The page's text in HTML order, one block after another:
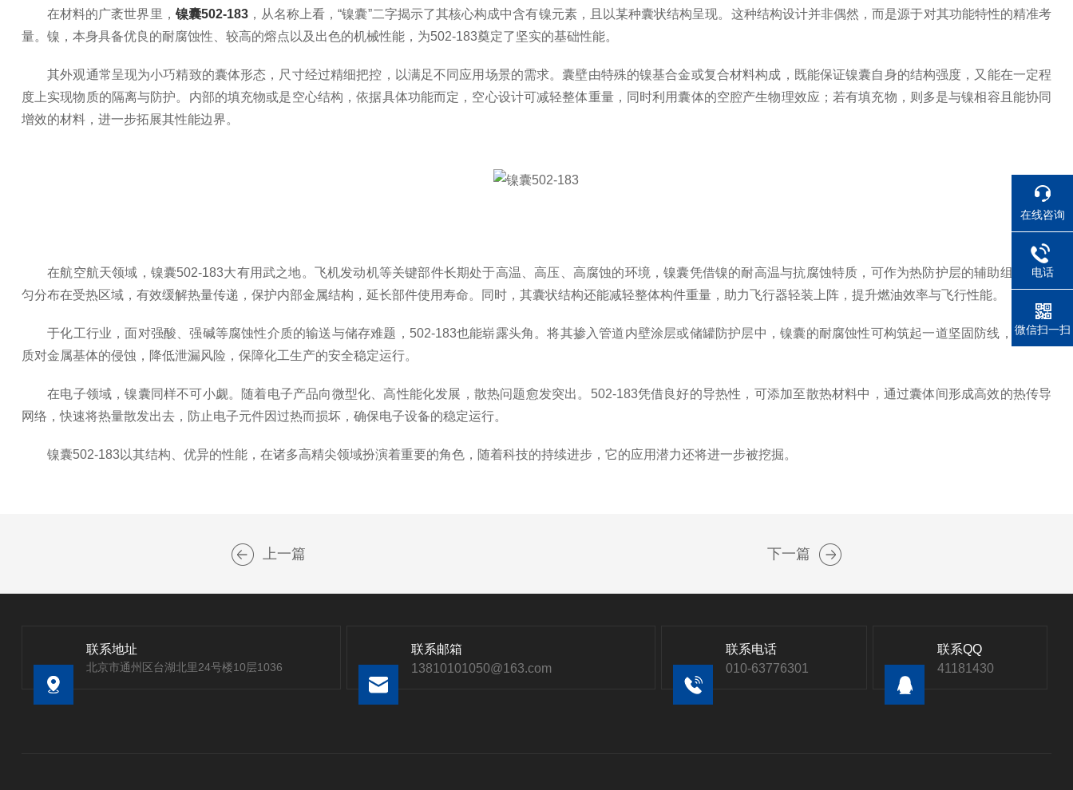
在材料的广袤世界里， 镍囊502-183，从名称上看，“镍囊”二字揭示了其核心构成中含有镍元素，且以某种囊状结构呈现。这种结构设计并非偶然，而是源于对其功能特性的精准考
量。镍，本身具备优良的耐腐蚀性、较高的熔点以及出色的机械性能，为502-183奠定了坚实的基础性能。
其外观通常呈现为小巧精致的囊体形态，尺寸经过精细把控，以满足不同应用场景的需求。囊壁由特殊的镍基合金或复合材料构成，既能保证镍囊自身的结构强度，又能在一定程
度上实现物质的隔离与防护。内部的填充物或是空心结构，依据具体功能而定，空心设计可减轻整体重量，同时利用囊体的空腔产生物理效应；若有填充物，则多是与镍相容且能协同
增效的材料，进一步拓展其性能边界。
在航空航天领域，镍囊502-183大有用武之地。飞机发动机等关键部件长期处于高温、高压、高腐蚀的环境，镍囊凭借镍的耐高温与抗腐蚀特质，可作为热防护层的辅助组件，均
匀分布在受热区域，有效缓解热量传递，保护内部金属结构，延长部件使用寿命。同时，其囊状结构还能减轻整体构件重量，助力飞行器轻装上阵，提升燃油效率与飞行性能。
于化工行业，面对强酸、强碱等腐蚀性介质的输送与储存难题，502-183也能崭露头角。将其掺入管道内壁涂层或储罐防护层中，镍囊的耐腐蚀性可构筑起一道坚固防线，阻止介
质对金属基体的侵蚀，降低泄漏风险，保障化工生产的安全稳定运行。
在电子领域，镍囊同样不可小觑。随着电子产品向微型化、高性能化发展，散热问题愈发突出。502-183凭借良好的导热性，可添加至散热材料中，通过囊体间形成高效的热传导
网络，快速将热量散发出去，防止电子元件因过热而损坏，确保电子设备的稳定运行。
镍囊502-183以其结构、优异的性能，在诸多高精尖领域扮演着重要的角色，随着科技的持续进步，它的应用潜力还将进一步被挖掘。
上一篇 下一篇
联系地址
北京市通州区台湖北里24号楼10层1036
联系邮箱
13810101050@163.com
联系电话
010-63776301
联系QQ
41181430
在线咨询
电话
微信扫一扫